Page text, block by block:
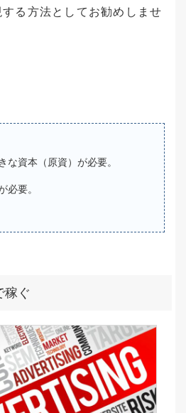
する方法としてお勧めしませ
な資本（原資）が必要。
必要。
稼ぐ